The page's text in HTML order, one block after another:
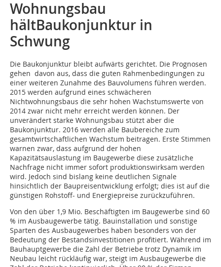
Wohnungsbau
hältBaukonjunktur in
Schwung
Die Baukonjunktur bleibt aufwärts gerichtet. Die Prognosen
gehen davon aus, dass die guten Rahmenbedingungen zu
einer weiteren Zunahme des Bauvolumens führen werden.
2015 werden aufgrund eines schwächeren
Nichtwohnungsbaus die sehr hohen Wachstumswerte von
2014 zwar nicht mehr erreicht werden können. Der
unverändert starke Wohnungsbau stützt aber die
Baukonjunktur. 2016 werden alle Baubereiche zum
gesamtwirtschaftlichen Wachstum beitragen. Erste Stimmen
warnen zwar, dass aufgrund der hohen
Kapazitätsauslastung im Baugewerbe diese zusätzliche
Nachfrage nicht immer sofort produktionswirksam werden
wird. Jedoch sind bislang keine deutlichen Signale
hinsichtlich der Baupreisentwicklung erfolgt; dies ist auf die
günstigen Rohstoff- und Energiepreise zurückzuführen.
Von den über 1,9 Mio. Beschäftigten im Baugewerbe sind 60
% im Ausbaugewerbe tätig. Bauinstallation und sonstige
Sparten des Ausbaugewerbes haben besonders von der
Bedeutung der Bestandsinvestitionen profitiert. Während im
Bauhauptgewerbe die Zahl der Betriebe trotz Dynamik im
Neubau leicht rückläufig war, steigt im Ausbaugewerbe die